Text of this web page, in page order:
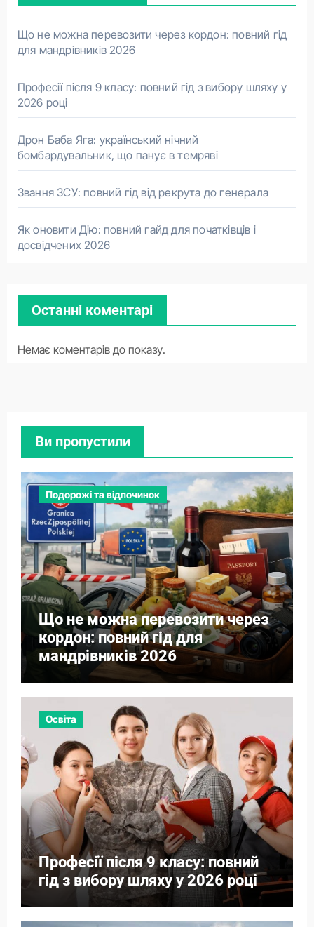
Що не можна перевозити через кордон: повний гід
для мандрівників 2026
Професії після 9 класу: повний гід з вибору шляху у
2026 році
Дрон Баба Яга: український нічний
бомбардувальник, що панує в темряві
Звання ЗСУ: повний гід від рекрута до генерала
Як оновити Дію: повний гайд для початківців і
досвідчених 2026
Останні коментарі
Немає коментарів до показу.
Ви пропустили
Подорожі та відпочинок
Що не можна перевозити через
кордон: повний гід для
мандрівників 2026
Освіта
Професії після 9 класу: повний
гід з вибору шляху у 2026 році